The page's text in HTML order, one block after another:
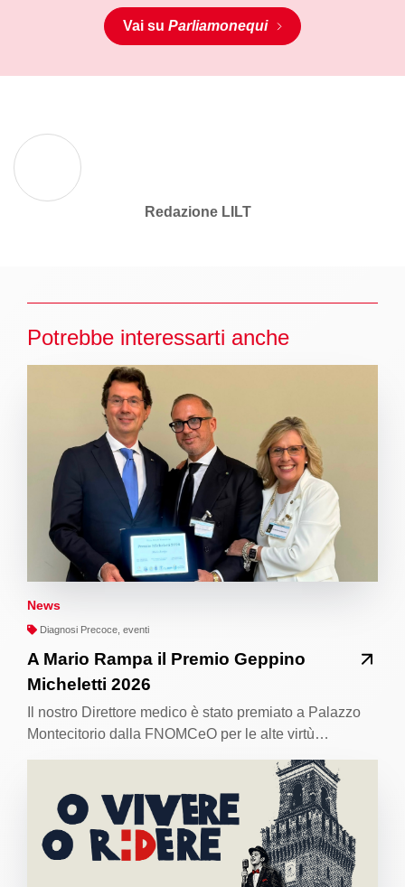
Vai su Parliamonequi
Redazione LILT
Potrebbe interessarti anche
News
Diagnosi Precoce, eventi
A Mario Rampa il Premio Geppino
Micheletti 2026
Il nostro Direttore medico è stato premiato a Palazzo
Montecitorio dalla FNOMCeO per le alte virtù…